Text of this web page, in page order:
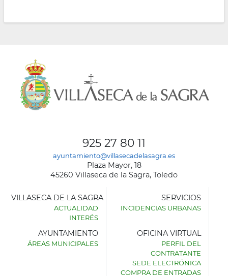
925 27 80 11
ayuntamiento@villasecadelasagra.es
Plaza Mayor, 18
45260 Villaseca de la Sagra, Toledo
AYUNTAMIENTO
VILLASECA DE LA SAGRA
ACTUALIDAD
INTERÉS
SERVICIOS
INCIDENCIAS URBANAS
AYUNTAMIENTO
ÁREAS MUNICIPALES
OFICINA VIRTUAL
PERFIL DEL
CONTRATANTE
SEDE ELECTRÓNICA
COMPRA DE ENTRADAS